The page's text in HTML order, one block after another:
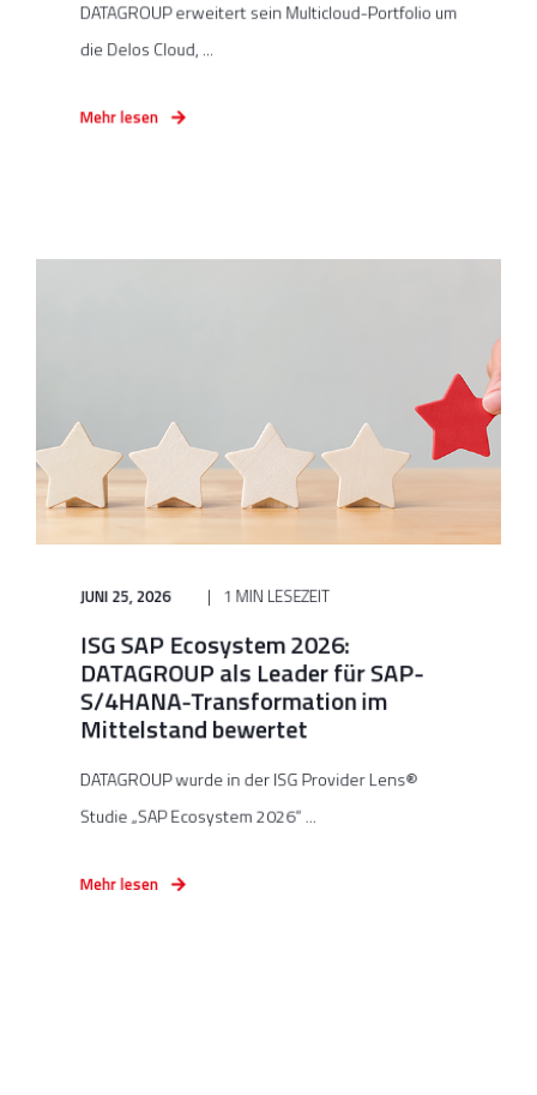
DATAGROUP erweitert sein Multicloud-Portfolio um
die Delos Cloud, ...
Mehr lesen
JUNI 25, 2026 1 MIN LESEZEIT
ISG SAP Ecosystem 2026:
DATAGROUP als Leader für SAP-
S/4HANA-Transformation im
Mittelstand bewertet
DATAGROUP wurde in der ISG Provider Lens®
Studie „SAP Ecosystem 2026“ ...
Mehr lesen